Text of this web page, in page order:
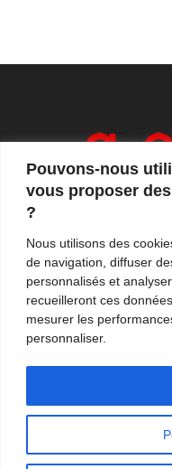
Pouvons-nous
vous proposer
?
Nous utilisons des
de navigation, diffuser
personnalisés et
recueilleront ces
mesurer les
personnaliser.
et de tendances.
propose
France
Contactez-